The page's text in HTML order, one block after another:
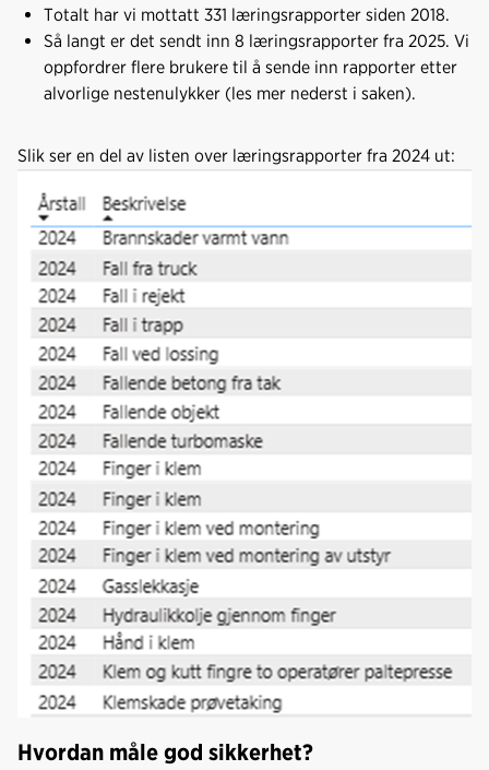
Totalt har vi mottatt 331 læringsrapporter siden 2018.
Så langt er det sendt inn 8 læringsrapporter fra 2025. Vi
oppfordrer flere brukere til å sende inn rapporter etter
alvorlige nestenulykker (les mer nederst i saken).
Slik ser en del av listen over læringsrapporter fra 2024 ut:
Hvordan måle god sikkerhet?